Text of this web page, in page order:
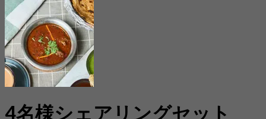
4名様シェアリングセット